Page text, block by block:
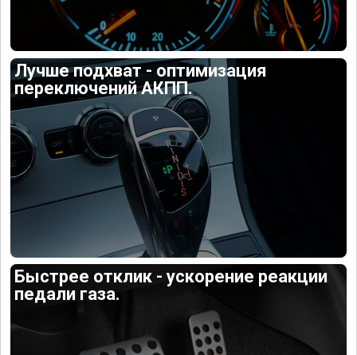
Лучше подхват - оптимизация
переключений АКПП.
Быстрее отклик - ускорение реакции
педали газа.